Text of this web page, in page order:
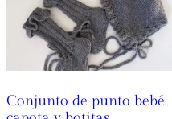
la
de
Conjunto de punto bebé